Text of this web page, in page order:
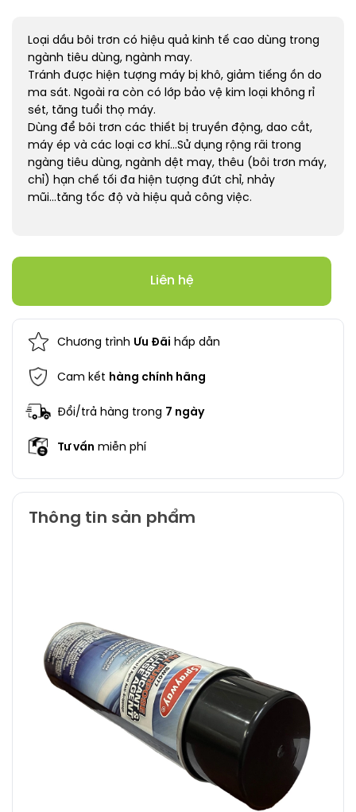
Loại dầu bôi trơn có hiệu quả kinh tế cao dùng trong
ngành tiêu dùng, ngành may.
Tránh được hiện tượng máy bị khô, giảm tiếng ồn do
ma sát. Ngoài ra còn có lớp bảo vệ kim loại không rỉ
sét, tăng tuổi thọ máy.
Dùng để bôi trơn các thiết bị truyền động, dao cắt,
máy ép và các loại cơ khí...Sử dụng rộng rãi trong
ngàng tiêu dùng, ngành dệt may, thêu (bôi trơn máy,
chỉ) hạn chế tối đa hiện tượng đứt chỉ, nhảy
mũi...tăng tốc độ và hiệu quả công việc.
Liên hệ
Chương trình Ưu Đãi hấp dẫn
Cam kết hàng chính hãng
Đổi/trả hàng trong 7 ngày
Tư vấn miễn phí
Thông tin sản phẩm